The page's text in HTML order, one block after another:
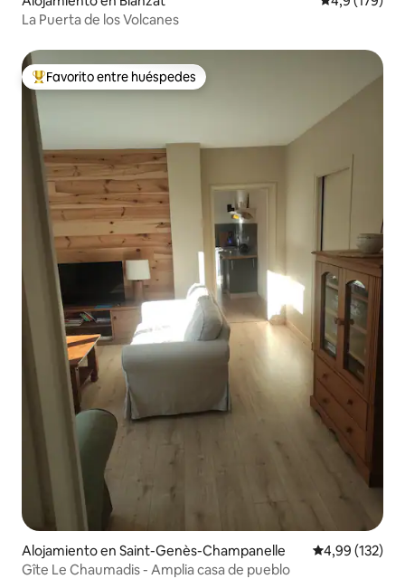
La Puerta de los Volcanes
Favorito entre los huéspedes más destacados
Favorito entre huéspedes
Alojamiento en Saint-Genès-Champanelle Calificación
4,99 (132)
Gîte Le Chaumadis - Amplia casa de pueblo